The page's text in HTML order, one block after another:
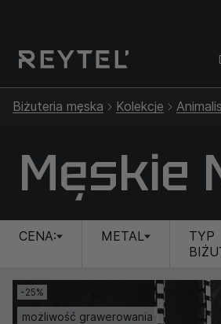
Biżuteria męska Kolekcje
Męskie
CENA: METAL
TYP
-25%
możliwość grawerowania